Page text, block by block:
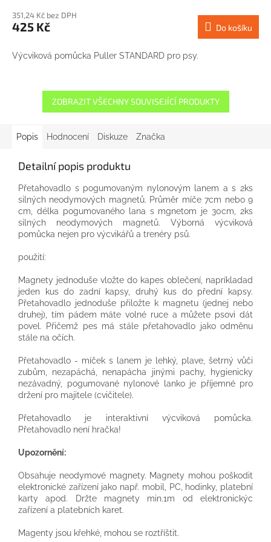
351,24 Kč bez DPH
425 Kč Do košíku
Výcviková pomůcka Puller STANDARD pro psy.
ZOBRAZIT VŠECHNY SOUVISEJÍCÍ PRODUKTY
Popis Hodnocení Diskuze Značka
Detailní popis produktu
Přetahovadlo s pogumovaným nylonovým lanem a s 2ks
silných neodymových magnetů. Průměr míče 7cm nebo 9
cm, délka pogumovaného lana s mgnetom je 30cm, 2ks
silných neodymových magnetů. Výborná výcviková
pomůcka nejen pro výcvikářů a trenéry psů.
použití:
Magnety jednoduše vložte do kapes oblečení, napríkladad
jeden kus do zadní kapsy, druhý kus do přední kapsy.
Přetahovadlo jednoduše přiložte k magnetu (jednej nebo
druhej), tím pádem máte volné ruce a můžete psovi dát
povel. Přičemž pes má stále přetahovadlo jako odměnu
stále na očích.
Přetahovadlo - míček s lanem je lehký, plave, šetrný vůči
zubům, nezapáchá, nenapácha jinými pachy, hygienicky
nezávadný, pogumované nylonové lanko je příjemné pro
držení pro majitele (cvičitele).
Přetahovadlo je interaktivní výcviková pomůcka.
Přetahovadlo není hračka!
Upozornění:
Obsahuje neodymové magnety. Magnety mohou poškodit
elektronické zařízení jako např. mobil, PC, hodinky, platební
karty apod. Držte magnety min.1m od elektronickýc
zařízení a platebních karet.
Magenty jsou křehké, mohou se roztříštit.